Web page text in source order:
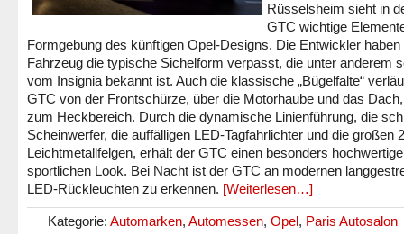
Rüsselsheim sieht in
GTC wichtige
Formgebung des künftigen Opel-Designs. Die Entwickler haben
Fahrzeug die typische Sichelform verpasst, die unter anderem
vom Insignia bekannt ist. Auch die klassische „Bügelfalte“
GTC von der Frontschürze, über die Motorhaube und das
zum Heckbereich. Durch die dynamische Linienführung, die
Scheinwerfer, die auffälligen LED-Tagfahrlichter und die großen
Leichtmetallfelgen, erhält der GTC einen besonders
sportlichen Look. Bei Nacht ist der GTC an modernen
LED-Rückleuchten zu erkennen. [Weiterlesen…]
Kategorie: Automarken, Automessen, Opel, Paris Autosalon